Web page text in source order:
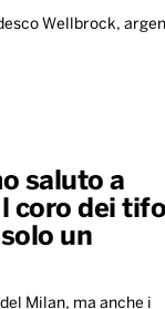
Wellbrock,
saluto a
coro dei
un
Milan, ma anche i